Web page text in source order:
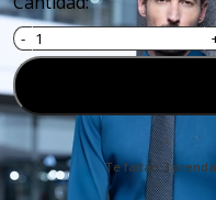
Te faltan 3